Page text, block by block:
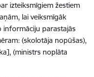
izteiksmīgiem žestiem
lai veiksmīgāk
informāciju parastajās
(skolotāja nopūšas),
(ministrs noplāta